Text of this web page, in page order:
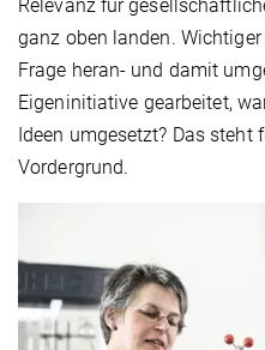
Relevanz für
ganz oben landen.
Frage heran- und damit
Eigeninitiative gearbeitet,
Ideen umgesetzt? Das steht
Vordergrund.